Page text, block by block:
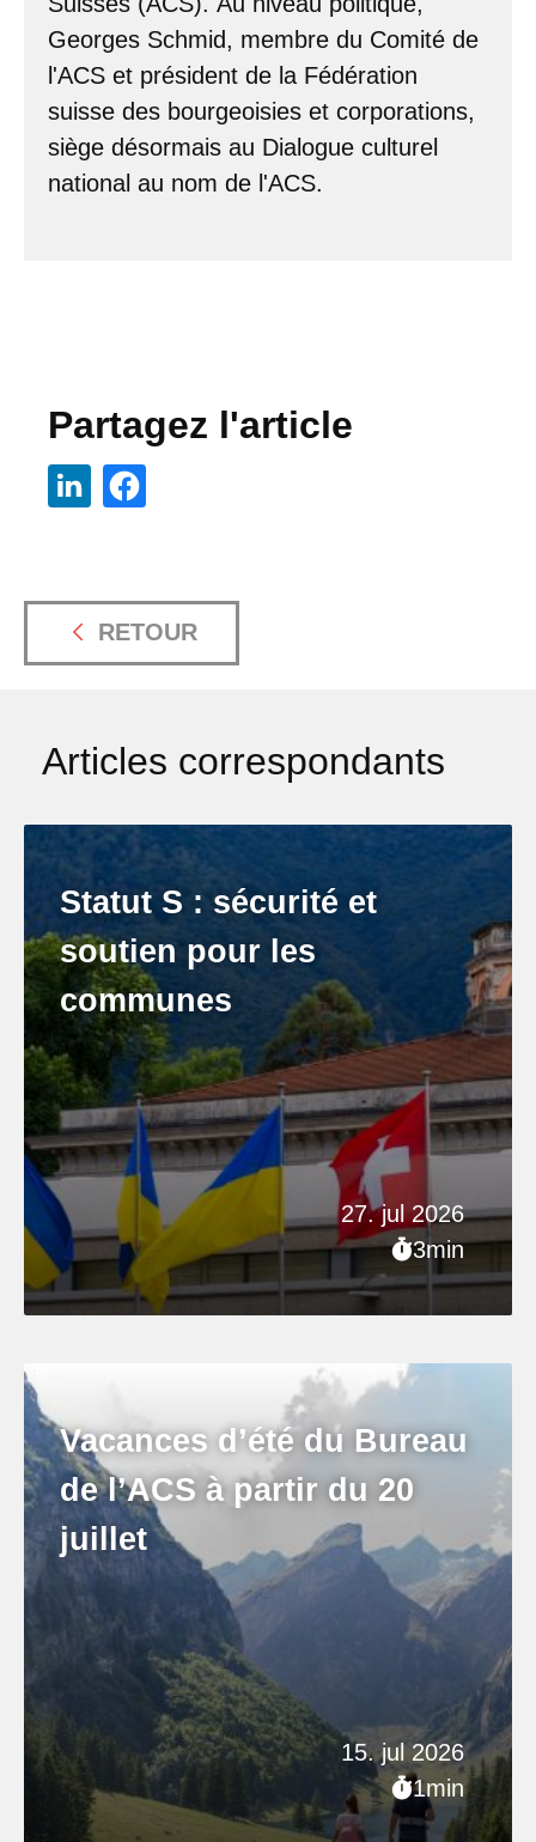
Georges Schmid, membre du Comité de
l'ACS et président de la Fédération
suisse des bourgeoisies et corporations,
siège désormais au Dialogue culturel
national au nom de l'ACS.
Partagez l'article
RETOUR
Articles correspondants
27. jul 2026
3min
Statut S : sécurité et
soutien pour les
communes
15. jul 2026
1min
Vacances d’été du Bureau
de l’ACS à partir du 20
juillet